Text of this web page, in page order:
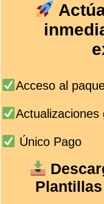
Acceso al
Único Pago